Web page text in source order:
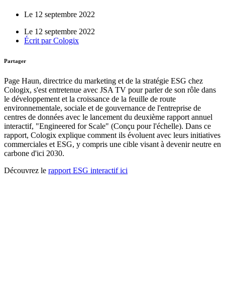
Le 12 septembre 2022
Le 12 septembre 2022
Écrit parCologix
Partager
Page Haun, directrice du marketing et de la stratégie ESG chez
Cologix, s'est entretenue avec JSA TV pour parler de son rôle dans
le développement et la croissance de la feuille de route
environnementale, sociale et de gouvernance de l'entreprise de
centres de données avec le lancement du deuxième rapport annuel
interactif, "Engineered for Scale" (Conçu pour l'échelle). Dans ce
rapport, Cologix explique comment ils évoluent avec leurs initiatives
commerciales et ESG, y compris une cible visant à devenir neutre en
carbone d'ici 2030.
Découvrez le rapport ESG interactif ici